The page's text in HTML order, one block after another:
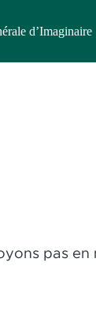
d’Imaginaire
pas